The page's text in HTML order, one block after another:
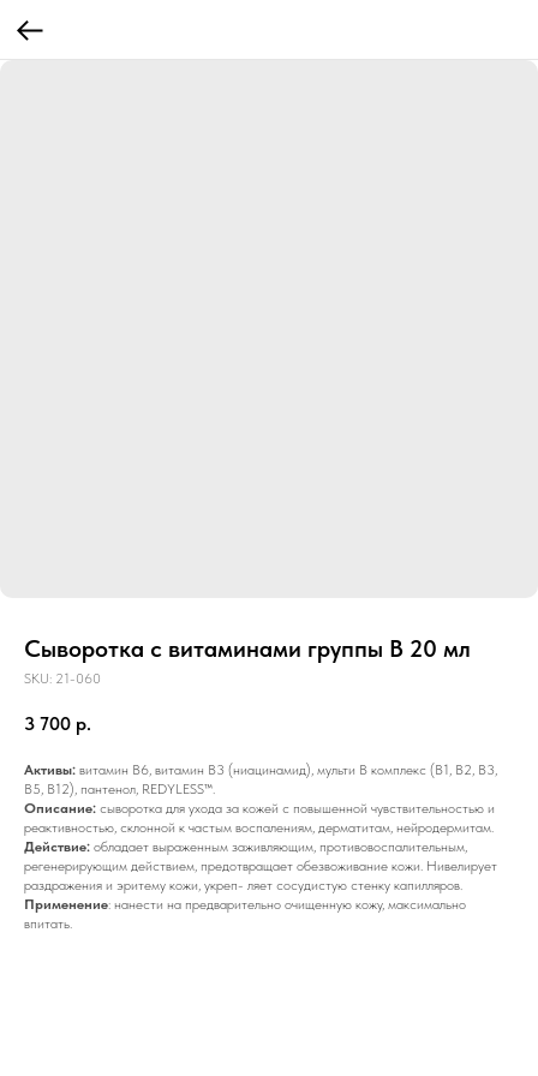
Сыворотка с витаминами группы В 20 мл
SKU: 21-060
3 700 р.
Активы: витамин В6, витамин В3 (ниацинамид), мульти В комплекс (В1, В2, В3,
В5, В12), пантенол, REDYLESS™.
Описание: сыворотка для ухода за кожей с повышенной чувствительностью и
реактивностью, склонной к частым воспалениям, дерматитам, нейродермитам.
Действие: обладает выраженным заживляющим, противовоспалительным,
регенерирующим действием, предотвращает обезвоживание кожи. Нивелирует
раздражения и эритему кожи, укреп- ляет сосудистую стенку капилляров.
Применение: нанести на предварительно очищенную кожу, максимально
впитать.